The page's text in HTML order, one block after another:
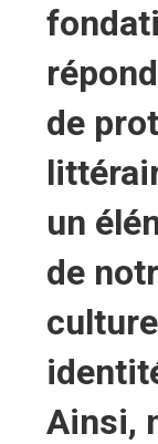
de
un
de
Ainsi,